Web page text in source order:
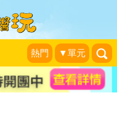
熱門 ▼單元
來這～屏東六